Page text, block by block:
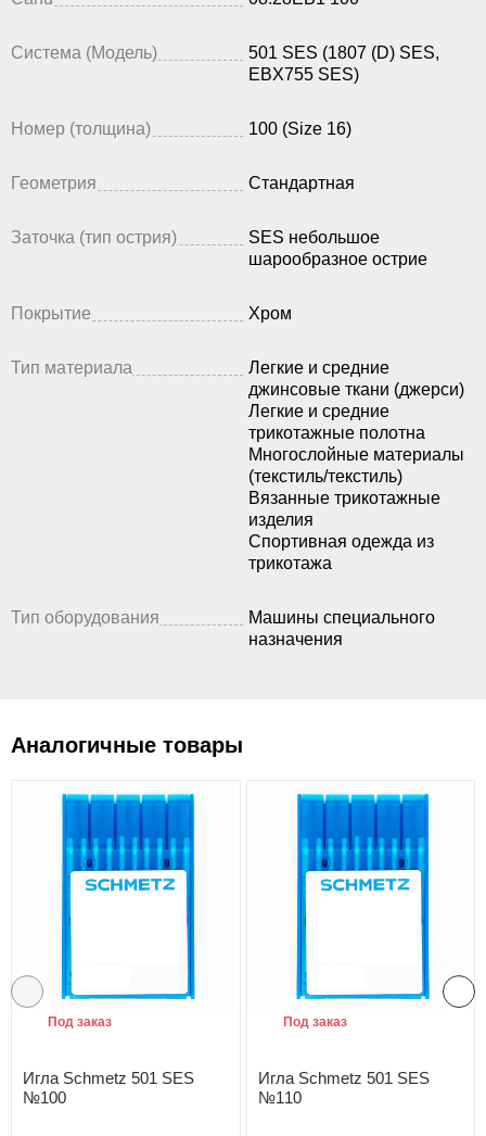
Система (Модель)
501 SES (1807 (D) SES,
EBX755 SES)
Номер (толщина) 100 (Size 16)
Геометрия Стандартная
Заточка (тип острия)
SES небольшое
шарообразное острие
Покрытие Хром
Тип материала
Легкие и средние
джинсовые ткани (джерси)
Легкие и средние
трикотажные полотна
Многослойные материалы
(текстиль/текстиль)
Вязанные трикотажные
изделия
Спортивная одежда из
трикотажа
Тип оборудования
Машины специального
назначения
Аналогичные товары
Игла Schmetz 501 SES
№100
Под заказ
Игла Schmetz 501 SES
№110
Под заказ